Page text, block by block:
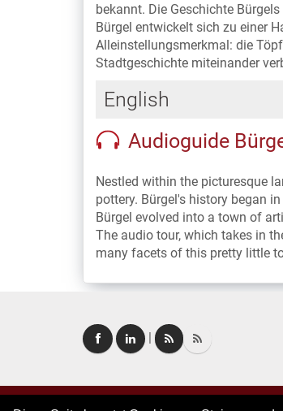
bekannt. Die Geschichte
Bürgel entwickelt sich zu einer
Alleinstellungsmerkmal: die
Stadtgeschichte miteinander
English
Audioguide
Nestled within the picturesque
pottery. Bürgel's history began
Bürgel evolved into a town of
The audio tour, which takes in
many facets of this pretty little